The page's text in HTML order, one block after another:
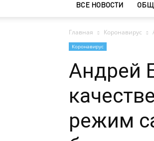
ВСЕ НОВОСТИ
Главная Коронавирус
Коронавирус
Андрей
режим